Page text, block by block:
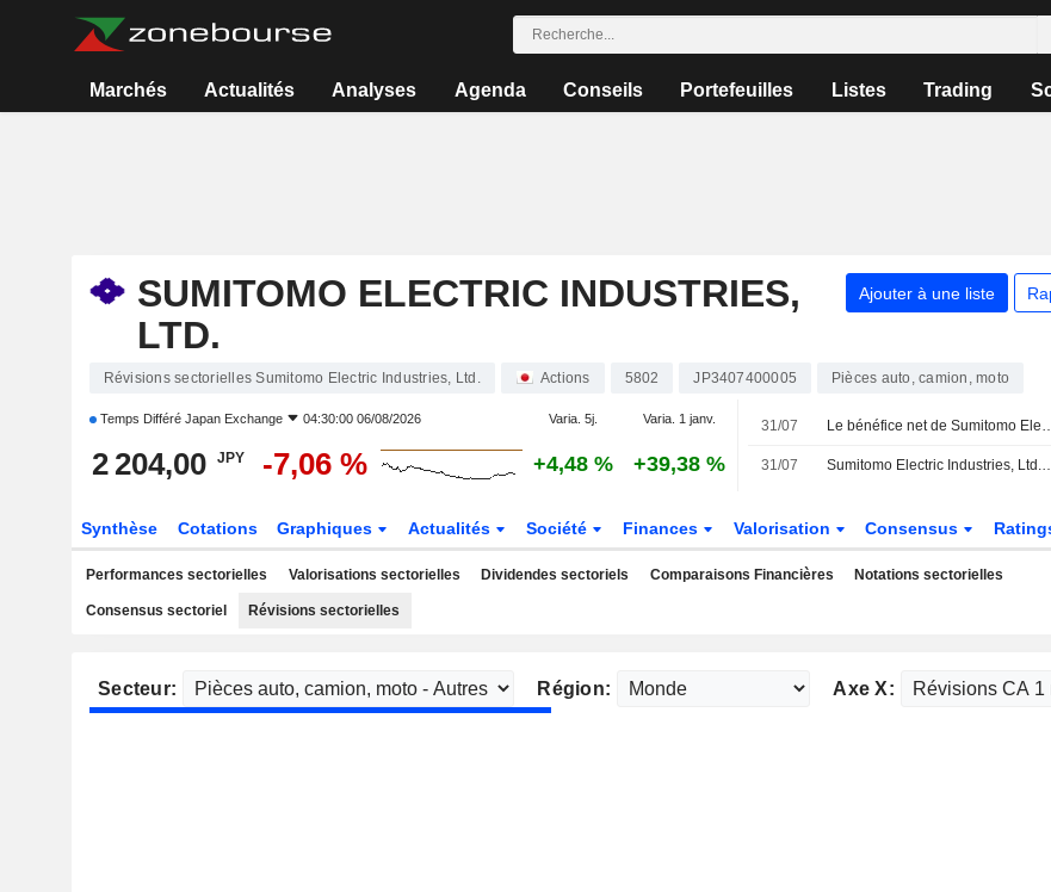
Marchés Actualités Analyses Agenda Conseils Portefeuilles Listes Trading
SUMITOMO ELECTRIC INDUSTRIES,
LTD.
Ajouter à une liste
Révisions sectorielles Sumitomo Electric Industries, Ltd. Actions 5802 JP3407400005 Pièces auto, camion, moto
Temps Différé Japan Exchange 04:30:00 06/08/2026 Varia. 5j. Varia. 1 janv.
2 204,00 JPY -7,06 % +4,48 % +39,38 %
31/07 Le bénéfice net de Sumitomo Electric
31/07 Sumitomo Electric Industries, Ltd. révise ses prévisions de résultats
Synthèse Cotations Graphiques Actualités Société Finances Valorisation Consensus
Performances sectorielles Valorisations sectorielles Dividendes sectoriels Comparaisons Financières Notations sectorielles
Consensus sectoriel Révisions sectorielles
Secteur: Région: Axe X: